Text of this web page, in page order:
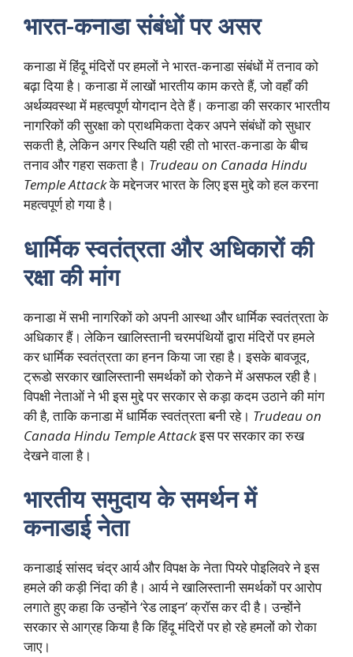
भारत-कनाडा संबंधों पर असर
कनाडा में हिंदू मंदिरों पर हमलों ने भारत-कनाडा संबंधों में तनाव को
बढ़ा दिया है। कनाडा में लाखों भारतीय काम करते हैं, जो वहाँ की
अर्थव्यवस्था में महत्वपूर्ण योगदान देते हैं। कनाडा की सरकार भारतीय
नागरिकों की सुरक्षा को प्राथमिकता देकर अपने संबंधों को सुधार
सकती है, लेकिन अगर स्थिति यही रही तो भारत-कनाडा के बीच
तनाव और गहरा सकता है। Trudeau on Canada Hindu
Temple Attackके मद्देनजर भारत के लिए इस मुद्दे को हल करना
महत्वपूर्ण हो गया है।
धार्मिक स्वतंत्रता और अधिकारों की
रक्षा की मांग
कनाडा में सभी नागरिकों को अपनी आस्था और धार्मिक स्वतंत्रता के
अधिकार हैं। लेकिन खालिस्तानी चरमपंथियों द्वारा मंदिरों पर हमले
कर धार्मिक स्वतंत्रता का हनन किया जा रहा है। इसके बावजूद,
ट्रूडो सरकार खालिस्तानी समर्थकों को रोकने में असफल रही है।
विपक्षी नेताओं ने भी इस मुद्दे पर सरकार से कड़ा कदम उठाने की मांग
की है, ताकि कनाडा में धार्मिक स्वतंत्रता बनी रहे। Trudeau on
Canada Hindu Temple Attackइस पर सरकार का रुख
देखने वाला है।
भारतीय समुदाय के समर्थन में
कनाडाई नेता
कनाडाई सांसद चंद्र आर्य और विपक्ष के नेता पियरे पोइलिवरे ने इस
हमले की कड़ी निंदा की है। आर्य ने खालिस्तानी समर्थकों पर आरोप
लगाते हुए कहा कि उन्होंने ‘रेड लाइन’ क्रॉस कर दी है। उन्होंने
सरकार से आग्रह किया है कि हिंदू मंदिरों पर हो रहे हमलों को रोका
जाए।